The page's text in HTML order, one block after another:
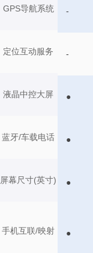
GPS导航系统
定位互动服务
液晶中控大屏
蓝牙/车载电话
屏幕尺寸(英寸)
手机互联/映射
-
-
●
●
●
●